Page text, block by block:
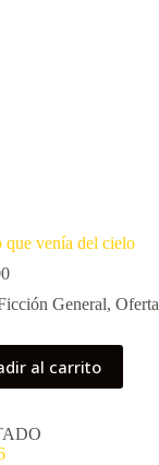
que venía del cielo
General, Oferta
al carrito